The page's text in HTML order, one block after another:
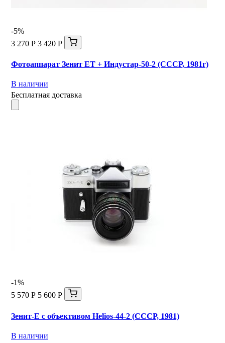
-5%
3 270 Р 3 420 Р
Фотоаппарат Зенит ЕТ + Индустар-50-2 (СССР, 1981г)
В наличии
Бесплатная доставка
-1%
5 570 Р 5 600 Р
Зенит-Е с объективом Helios-44-2 (СССР, 1981)
В наличии